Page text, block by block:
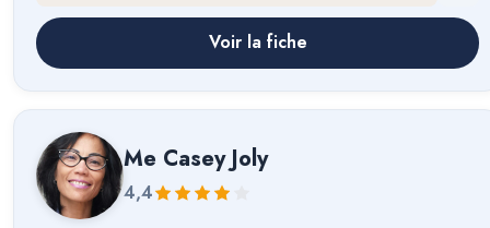
Voir la fiche
Me Casey Joly
4,4